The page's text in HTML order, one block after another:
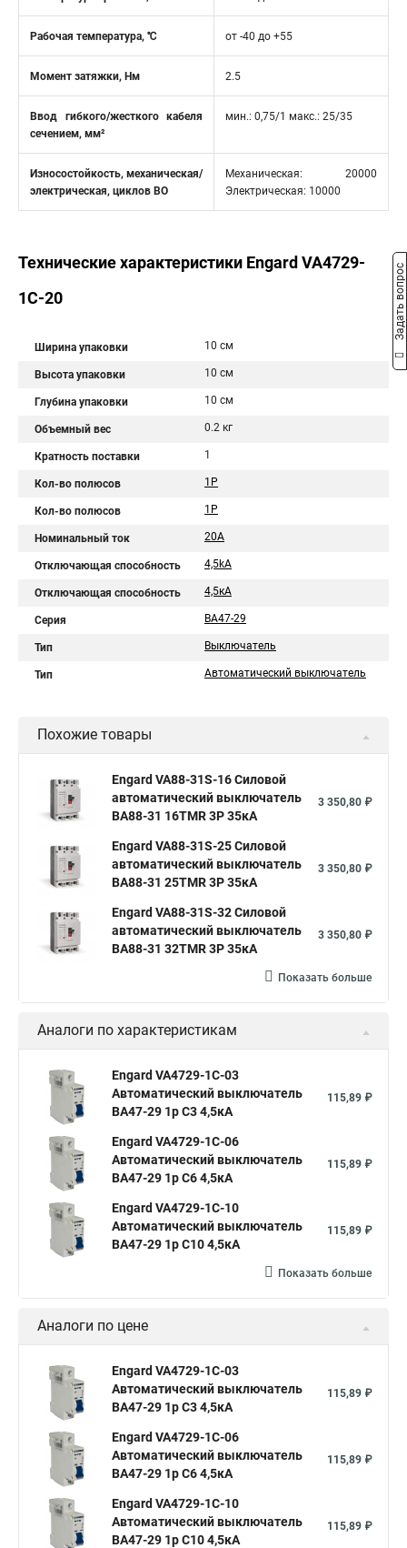
Рабочая температура, ℃ от -40 до +55
Момент затяжки, Нм 2.5
Ввод гибкого/жесткого кабеля
сечением, мм²
мин.: 0,75/1 макс.: 25/35
Износостойкость, механическая/
электрическая, циклов ВО
Механическая: 20000
Электрическая: 10000
Технические характеристики Engard VA4729-
1C-20
Ширина упаковки 10 см
Высота упаковки 10 см
Глубина упаковки 10 см
Объемный вес 0.2 кг
Кратность поставки 1
Кол-во полюсов 1P
Кол-во полюсов 1Р
Номинальный ток 20A
Отключающая способность 4,5kA
Отключающая способность 4,5кA
Серия ВА47-29
Тип Выключатель
Тип Автоматический выключатель
Похожие товары
Engard VA88-31S-16 Силовой
автоматический выключатель
ВА88-31 16TMR 3P 35кА
3 350,80 ₽
Engard VA88-31S-25 Силовой
автоматический выключатель
ВА88-31 25TMR 3P 35кА
3 350,80 ₽
Engard VA88-31S-32 Силовой
автоматический выключатель
ВА88-31 32TMR 3P 35кА
3 350,80 ₽
Показать больше
Аналоги по характеристикам
Engard VA4729-1C-03
Автоматический выключатель
ВА47-29 1р C3 4,5кА
115,89 ₽
Engard VA4729-1C-06
Автоматический выключатель
ВА47-29 1р C6 4,5кА
115,89 ₽
Engard VA4729-1C-10
Автоматический выключатель
ВА47-29 1р C10 4,5кА
115,89 ₽
Показать больше
Аналоги по цене
Engard VA4729-1C-03
Автоматический выключатель
ВА47-29 1р C3 4,5кА
115,89 ₽
Engard VA4729-1C-06
Автоматический выключатель
ВА47-29 1р C6 4,5кА
115,89 ₽
Engard VA4729-1C-10
Автоматический выключатель
ВА47-29 1р C10 4,5кА
115,89 ₽
Задать вопрос